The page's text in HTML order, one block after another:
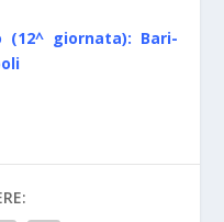
(12^ giornata): Bari-